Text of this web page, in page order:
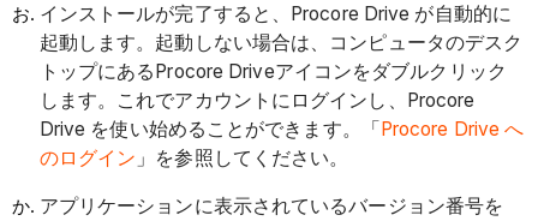
インストールが完了すると、Procore Drive が自動的に
起動します。起動しない場合は、コンピュータのデスク
トップにあるProcore Driveアイコンをダブルクリック
します。これでアカウントにログインし、Procore
Drive を使い始めることができます。「 Procore Drive へ
のログイン 」を参照してください。
アプリケーションに表示されているバージョン番号を